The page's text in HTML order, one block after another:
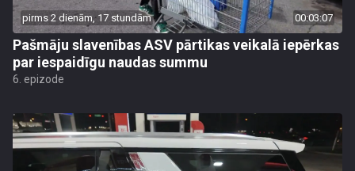
pirms 2 dienām, 17 stundām 00:03:07
Pašmāju slavenības ASV pārtikas veikalā iepērkas
par iespaidīgu naudas summu
6. epizode